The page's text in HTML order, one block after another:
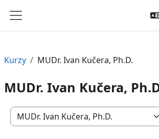
Boční panel
Kurzy MUDr. Ivan Kučera, Ph.D.
MUDr. Ivan Kučera,
Kategorie kurzů